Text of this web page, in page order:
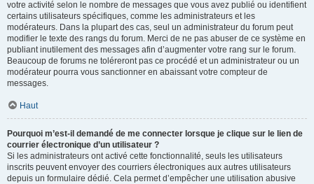
votre activité selon le nombre de messages que vous avez publié ou identifient
certains utilisateurs spécifiques, comme les administrateurs et les
modérateurs. Dans la plupart des cas, seul un administrateur du forum peut
modifier le texte des rangs du forum. Merci de ne pas abuser de ce système en
publiant inutilement des messages afin d’augmenter votre rang sur le forum.
Beaucoup de forums ne toléreront pas ce procédé et un administrateur ou un
modérateur pourra vous sanctionner en abaissant votre compteur de
messages.
Haut
Pourquoi m’est-il demandé de me connecter lorsque je clique sur le lien de
courrier électronique d’un utilisateur ?
Si les administrateurs ont activé cette fonctionnalité, seuls les utilisateurs
inscrits peuvent envoyer des courriers électroniques aux autres utilisateurs
depuis un formulaire dédié. Cela permet d’empêcher une utilisation abusive